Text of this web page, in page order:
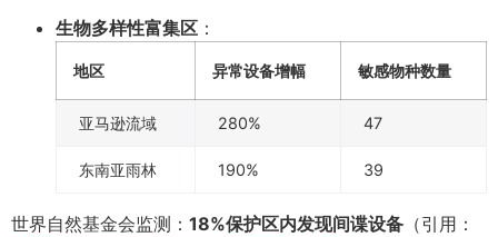
生物多样性富集区 ：
地区 异常设备增幅 敏感物种数量
亚马逊流域 280% 47
东南亚雨林 190% 39
世界自然基金会监测： 18%保护区内发现间谍设备 （引用：